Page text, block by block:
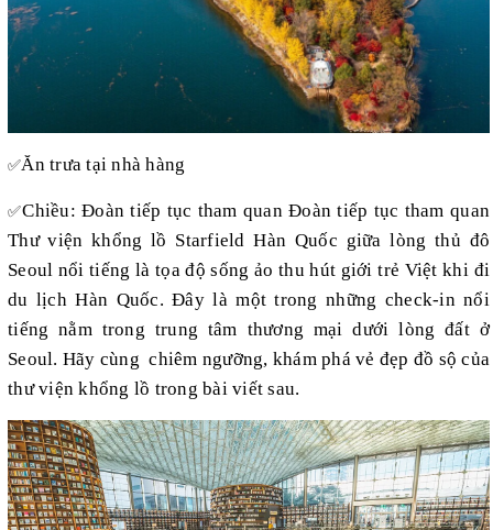
✅Ăn trưa tại nhà hàng
✅Chiều: Đoàn tiếp tục tham quan Đoàn tiếp tục tham quan
Thư viện khổng lồ Starfield Hàn Quốc giữa lòng thủ đô
Seoul nổi tiếng là tọa độ sống ảo thu hút giới trẻ Việt khi đi
du lịch Hàn Quốc. Đây là một trong những check-in nổi
tiếng nằm trong trung tâm thương mại dưới lòng đất ở
Seoul. Hãy cùng chiêm ngưỡng, khám phá vẻ đẹp đồ sộ của
thư viện khổng lồ trong bài viết sau.